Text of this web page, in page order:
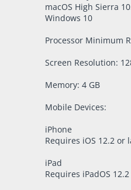
macOS High Sierra
Windows 10
Processor Minimum
Screen Resolution:
Memory: 4 GB
Mobile Devices:
iPhone
Requires iOS 12.2 or
iPad
Requires iPadOS